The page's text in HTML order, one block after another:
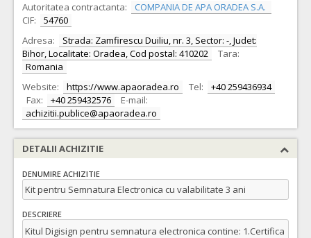
Autoritatea contractanta:
COMPANIA DE APA ORADEA S.A.
CIF:
54760
Adresa:
Strada: Zamfirescu Duiliu, nr. 3, Sector: -, Judet:
Bihor, Localitate: Oradea, Cod postal: 410202
Tara:
Romania
Website:
https://www.apaoradea.ro Tel:
+40 259436934
Fax:
+40 259432576
E-mail:
achizitii.publice@apaoradea.ro
DETALII ACHIZITIE
DENUMIRE ACHIZITIE
Kit pentru Semnatura Electronica cu valabilitate 3 ani
DESCRIERE
Kitul Digisign pentru semnatura electronica contine: 1.Certifica